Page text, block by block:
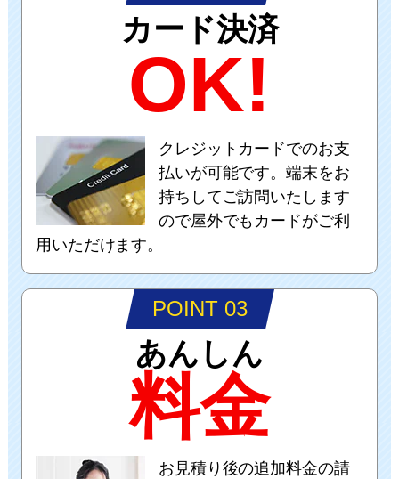
カード決済
OK!
クレジットカードでのお支
払いが可能です。端末をお
持ちしてご訪問いたします
ので屋外でもカードがご利
用いただけます。
POINT 03
あんしん
料金
お見積り後の追加料金の請